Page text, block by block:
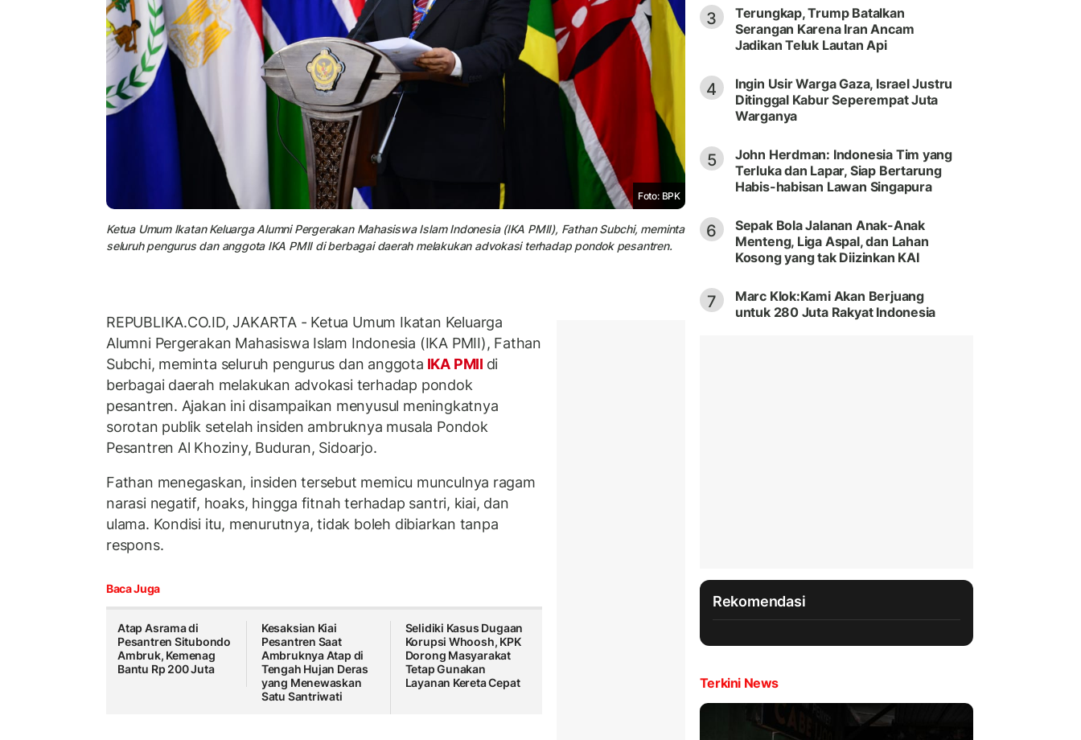
Foto: BPK
Ketua Umum Ikatan Keluarga Alumni Pergerakan Mahasiswa Islam Indonesia (IKA PMII), Fathan Subchi, meminta
seluruh pengurus dan anggota IKA PMII di berbagai daerah melakukan advokasi terhadap pondok pesantren.
REPUBLIKA.CO.ID, JAKARTA - Ketua Umum Ikatan Keluarga
Alumni Pergerakan Mahasiswa Islam Indonesia (IKA PMII), Fathan
Subchi, meminta seluruh pengurus dan anggota IKA PMII di
berbagai daerah melakukan advokasi terhadap pondok
pesantren. Ajakan ini disampaikan menyusul meningkatnya
sorotan publik setelah insiden ambruknya musala Pondok
Pesantren Al Khoziny, Buduran, Sidoarjo.
Fathan menegaskan, insiden tersebut memicu munculnya ragam
narasi negatif, hoaks, hingga fitnah terhadap santri, kiai, dan
ulama. Kondisi itu, menurutnya, tidak boleh dibiarkan tanpa
respons.
Baca Juga
Atap Asrama di
Pesantren Situbondo
Ambruk, Kemenag
Bantu Rp 200 Juta
Kesaksian Kiai
Pesantren Saat
Ambruknya Atap di
Tengah Hujan Deras
yang Menewaskan
Satu Santriwati
Selidiki Kasus Dugaan
Korupsi Whoosh, KPK
Dorong Masyarakat
Tetap Gunakan
Layanan Kereta Cepat
3
Terungkap, Trump Batalkan
Serangan Karena Iran Ancam
Jadikan Teluk Lautan Api
4
Ingin Usir Warga Gaza, Israel Justru
Ditinggal Kabur Seperempat Juta
Warganya
5
John Herdman: Indonesia Tim yang
Terluka dan Lapar, Siap Bertarung
Habis-habisan Lawan Singapura
6
Sepak Bola Jalanan Anak-Anak
Menteng, Liga Aspal, dan Lahan
Kosong yang tak Diizinkan KAI
7
Marc Klok:Kami Akan Berjuang
untuk 280 Juta Rakyat Indonesia
Rekomendasi
Terkini News